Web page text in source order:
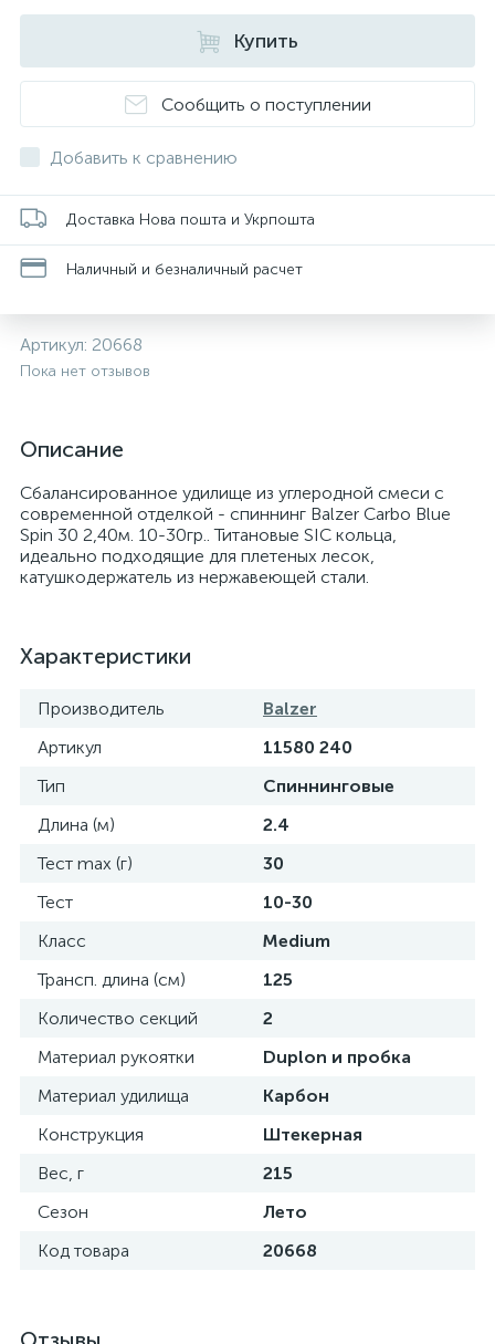
Купить
Сообщить о поступлении
Добавить к сравнению
Доставка Нова пошта и Укрпошта
Наличный и безналичный расчет
Артикул: 20668
Пока нет отзывов
Описание
Сбалансированное удилище из углеродной смеси с
современной отделкой - спиннинг Balzer Carbo Blue
Spin 30 2,40м. 10-30гр.. Титановые SIC кольца,
идеально подходящие для плетеных лесок,
катушкодержатель из нержавеющей стали.
Характеристики
Производитель
Balzer
Артикул
11580 240
Тип
Спиннинговые
Длина (м)
2.4
Тест max (г)
30
Тест
10-30
Класс
Medium
Трансп. длина (см)
125
Количество секций
2
Материал рукоятки
Duplon и пробка
Материал удилища
Карбон
Конструкция
Штекерная
Вес, г
215
Сезон
Лето
Код товара
20668